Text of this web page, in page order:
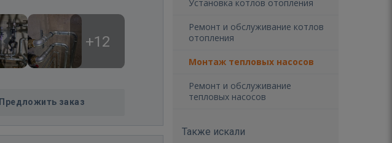
+12
Предложить заказ
Установка котлов отопления
Ремонт и обслуживание котлов
отопления
Монтаж тепловых насосов
Ремонт и обслуживание
тепловых насосов
Также искали